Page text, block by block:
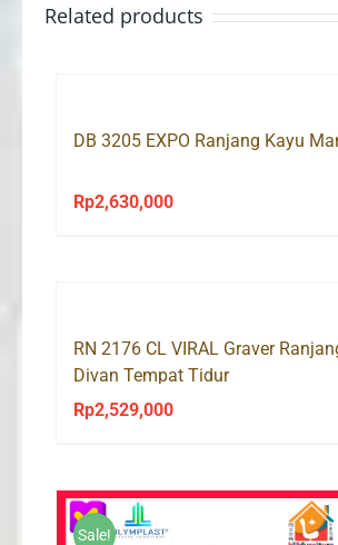
Related products
DB 3205 EXPO Ranjang Kayu
Rp2,630,000
RN 2176 CL VIRAL Graver
Divan Tempat Tidur
Rp2,529,000
Sale!